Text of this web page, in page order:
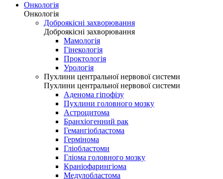
Онкологія
Онкологія
Доброякісні захворювання
Доброякісні захворювання
Мамологія
Гінекологія
Проктологія
Урологія
Пухлини центральної нервової системи
Пухлини центральної нервової системи
Аденома гіпофізу
Пухлини головного мозку
Астроцитома
Бранхіогенний рак
Гемангіобластома
Гермінома
Гліобластоми
Гліома головного мозку
Краніофарингіома
Медулобластома